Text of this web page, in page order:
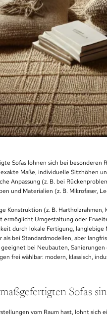
Sofas lohnen sich bei besonderen
Maße, individuelle Sitzhöhen
Anpassung (z. B. bei
und Materialien (z. B. Mikrofaser,
Konstruktion (z. B. Hartholzrahmen,
ermöglicht Umgestaltung oder
durch lokale Fertigung, langlebige
als bei Standardmodellen, aber
geeignet bei Neubauten,
frei wählbar: modern, klassisch,
Sofas
vom Raum hast, lohnt sich